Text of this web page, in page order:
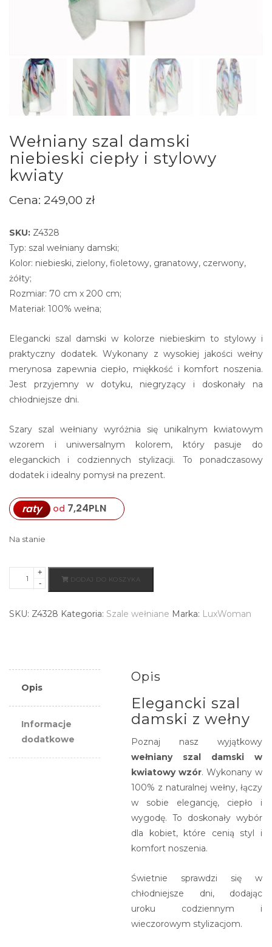
Wełniany szal damski
niebieski ciepły i stylowy
kwiaty
Cena: 249,00 zł
SKU: Z4328
Typ: szal wełniany damski;
Kolor: niebieski, zielony, fioletowy, granatowy, czerwony,
żółty;
Rozmiar: 70 cm x 200 cm;
Materiał: 100% wełna;
Elegancki szal damski w kolorze niebieskim to stylowy i
praktyczny dodatek. Wykonany z wysokiej jakości wełny
merynosa zapewnia ciepło, miękkość i komfort noszenia.
Jest przyjemny w dotyku, niegryzący i doskonały na
chłodniejsze dni.
Szary szal wełniany wyróżnia się unikalnym kwiatowym
wzorem i uniwersalnym kolorem, który pasuje do
eleganckich i codziennych stylizacji. To ponadczasowy
dodatek i idealny pomysł na prezent.
raty od 7,24PLN
Na stanie
ilość
Wełniany
damski
kwiaty
+
-
DODAJ DO KOSZYKA
SKU: Z4328 Kategoria: Szale wełniane Marka: LuxWoman
Opis
Informacje
dodatkowe
Opis
Elegancki szal
damski z wełny
Poznaj nasz wyjątkowy
wełniany szal damski w
kwiatowy wzór. Wykonany w
100% z naturalnej wełny, łączy
w sobie elegancję, ciepło i
wygodę. To doskonały wybór
dla kobiet, które cenią styl i
komfort noszenia.
Świetnie sprawdzi się w
chłodniejsze dni, dodając
uroku codziennym i
wieczorowym stylizacjom.